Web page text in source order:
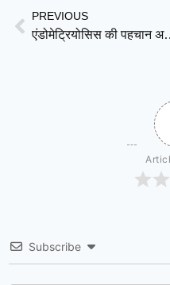
PREVIOUS
एंडोमेट्रियोसिस की पहचान अब होगी
Subscribe